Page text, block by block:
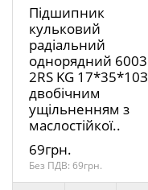
Підшипник
кульковий
радіальний
однорядний 6003
2RS KG 17*35*10З
двобічним
ущільненням з
маслостійкої..
69грн.
Без ПДВ: 69грн.